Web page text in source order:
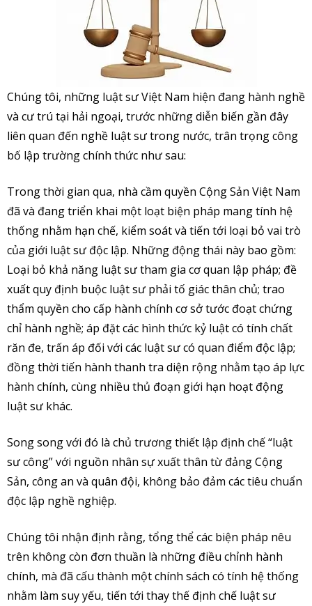
Chúng tôi, những luật sư Việt Nam hiện đang hành nghề
và cư trú tại hải ngoại, trước những diễn biến gần đây
liên quan đến nghề luật sư trong nước, trân trọng công
bố lập trường chính thức như sau:
Trong thời gian qua, nhà cầm quyền Cộng Sản Việt Nam
đã và đang triển khai một loạt biện pháp mang tính hệ
thống nhằm hạn chế, kiểm soát và tiến tới loại bỏ vai trò
của giới luật sư độc lập. Những động thái này bao gồm:
Loại bỏ khả năng luật sư tham gia cơ quan lập pháp; đề
xuất quy định buộc luật sư phải tố giác thân chủ; trao
thẩm quyền cho cấp hành chính cơ sở tước đoạt chứng
chỉ hành nghề; áp đặt các hình thức kỷ luật có tính chất
răn đe, trấn áp đối với các luật sư có quan điểm độc lập;
đồng thời tiến hành thanh tra diện rộng nhằm tạo áp lực
hành chính, cùng nhiều thủ đoạn giới hạn hoạt động
luật sư khác.
Song song với đó là chủ trương thiết lập định chế “luật
sư công” với nguồn nhân sự xuất thân từ đảng Cộng
Sản, công an và quân đội, không bảo đảm các tiêu chuẩn
độc lập nghề nghiệp.
Chúng tôi nhận định rằng, tổng thể các biện pháp nêu
trên không còn đơn thuần là những điều chỉnh hành
chính, mà đã cấu thành một chính sách có tính hệ thống
nhằm làm suy yếu, tiến tới thay thế định chế luật sư